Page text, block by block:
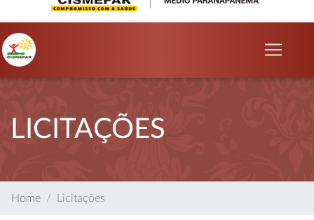
LICITAÇÕES
Home Licitações